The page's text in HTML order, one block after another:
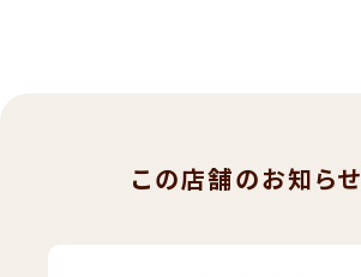
この店舗のお知らせ